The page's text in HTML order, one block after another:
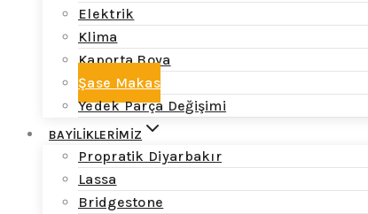
Elektrik
Klima
Kaporta Boya
Şase Makas
Yedek Parça Değişimi
BAYİLİKLERİMİZ
Propratik Diyarbakır
Lassa
Bridgestone